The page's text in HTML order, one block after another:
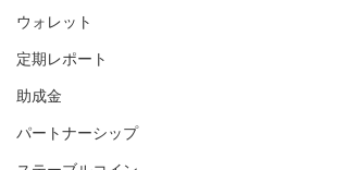
ウォレット
定期レポート
助成金
パートナーシップ